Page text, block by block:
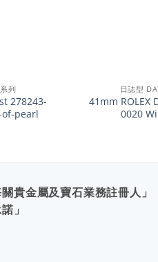
列
278243-
pearl
日誌型
41mm ROLEX
0020
關貴金屬及寶石業務註冊人」
」